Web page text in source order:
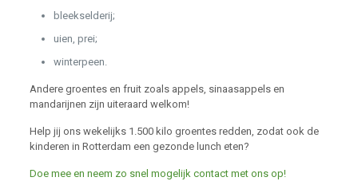
bleekselderij;
uien, prei;
winterpeen.
Andere groentes en fruit zoals appels, sinaasappels en
mandarijnen zijn uiteraard welkom!
Help jij ons wekelijks 1.500 kilo groentes redden, zodat ook de
kinderen in Rotterdam een gezonde lunch eten?
Doe mee en neem zo snel mogelijk contact met ons op!